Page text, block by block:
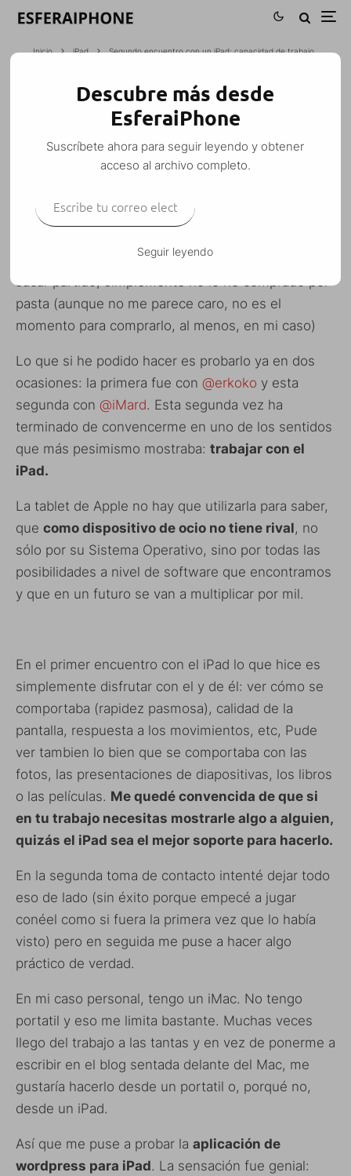
Inicio iPad Segundo encuentro con un iPad: capacidad de trabajo
SEGUNDO ENCUENTRO CON UN IPAD:
CAPACIDAD DE TRABAJO
Yolanda Luque Loste · iPad · 24 mayo, 2010 · 2 Minutos de lectura
es porque no me guste o piense que no le voy a
sacar partido, simplemente no lo he comprado por
pasta (aunque no me parece caro, no es el
momento para comprarlo, al menos, en mi caso)
Lo que si he podido hacer es probarlo ya en dos
ocasiones: la primera fue con @erkoko y esta
segunda con @iMard. Esta segunda vez ha
terminado de convencerme en uno de los sentidos
que más pesimismo mostraba: trabajar con el
iPad.
La tablet de Apple no hay que utilizarla para saber,
que como dispositivo de ocio no tiene rival, no
sólo por su Sistema Operativo, sino por todas las
posibilidades a nivel de software que encontramos
y que en un futuro se van a multiplicar por mil.
En el primer encuentro con el iPad lo que hice es
simplemente disfrutar con el y de él: ver cómo se
comportaba (rapidez pasmosa), calidad de la
pantalla, respuesta a los movimientos, etc, Pude
ver tambien lo bien que se comportaba con las
fotos, las presentaciones de diapositivas, los libros
o las películas. Me quedé convencida de que si
en tu trabajo necesitas mostrarle algo a alguien,
quizás el iPad sea el mejor soporte para hacerlo.
En la segunda toma de contacto intenté dejar todo
eso de lado (sin éxito porque empecé a jugar
conéel como si fuera la primera vez que lo había
visto) pero en seguida me puse a hacer algo
práctico de verdad.
En mi caso personal, tengo un iMac. No tengo
portatil y eso me limita bastante. Muchas veces
llego del trabajo a las tantas y en vez de ponerme a
escribir en el blog sentada delante del Mac, me
gustaría hacerlo desde un portatil o, porqué no,
desde un iPad.
Así que me puse a probar la aplicación de
wordpress para iPad. La sensación fue genial:
Descubre más desde
EsferaiPhone
Suscríbete ahora para seguir leyendo y obtener
acceso al archivo completo.
Seguir leyendo